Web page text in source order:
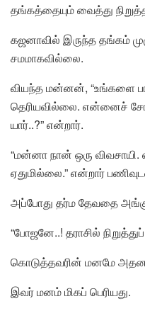
தங்கத்தையும் வைத்து
கஜனாவில் இருந்த தங்கம்
சமமாகவில்லை.
வியந்த மன்னன், “உங்களை
தெரியவில்லை. என்னைச்
யார்..?” என்றார்.
“மன்னா நான் ஒரு
ஏதுமில்லை.” என்றார்
அப்போது தர்ம தேவதை
“போஜனே..! தராசில்
கொடுத்தவரின் மனமே
இவர் மனம் மிகப் பெரியது.